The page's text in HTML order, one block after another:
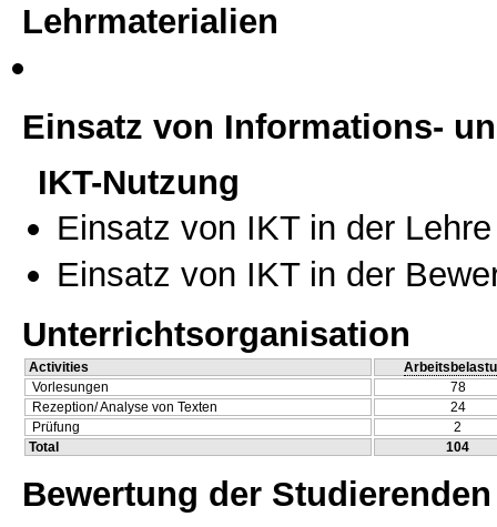
Lehrmaterialien
Einsatz von Informations-
IKT-Nutzung
Einsatz von IKT in der Lehre
Einsatz von IKT in der
Unterrichtsorganisation
Activities
Vorlesungen
78
Rezeption/ Analyse von Texten
24
Prüfung
2
Total
104
Bewertung der Studierenden